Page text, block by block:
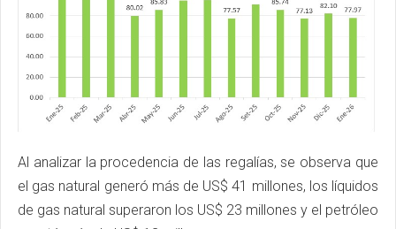
Al analizar la procedencia de las regalías, se observa que
el gas natural generó más de US$ 41 millones, los líquidos
de gas natural superaron los US$ 23 millones y el petróleo